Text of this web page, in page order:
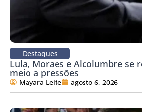
Destaques
Lula, Moraes e Alcolumbre se
meio a pressões
Mayara Leite agosto 6, 2026